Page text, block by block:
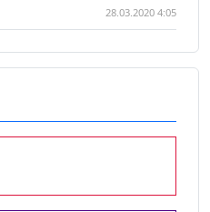
28.03.2020 4:05